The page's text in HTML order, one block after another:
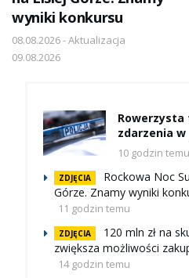
wyniki konkursu
08.08.2026 - Aktualizacja
09.08.2026
Rowerzysta
zdarzenia
10 godzin temu
ZDJĘCIA
Rockowa Noc
Górze. Znamy wyniki
11 godzin temu
ZDJĘCIA
120 mln zł na
zwiększa możliwości
14 godzin temu